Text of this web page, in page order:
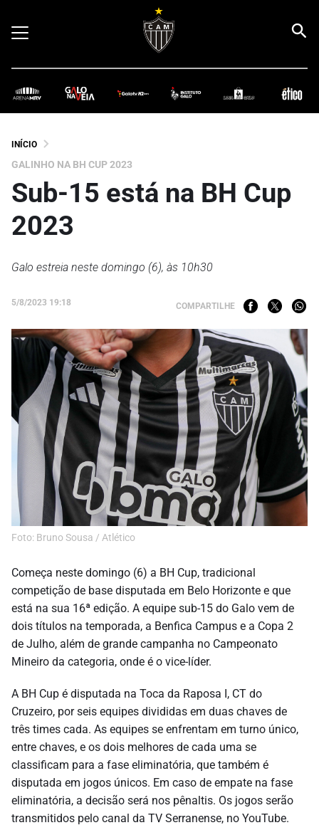
INÍCIO
GALINHO NA BH CUP 2023
Sub-15 está na BH Cup
2023
Galo estreia neste domingo (6), às 10h30
5/8/2023 19:18 COMPARTILHE
Foto: Bruno Sousa / Atlético
Começa neste domingo (6) a BH Cup, tradicional
competição de base disputada em Belo Horizonte e que
está na sua 16ª edição. A equipe sub-15 do Galo vem de
dois títulos na temporada, a Benfica Campus e a Copa 2
de Julho, além de grande campanha no Campeonato
Mineiro da categoria, onde é o vice-líder.
A BH Cup é disputada na Toca da Raposa I, CT do
Cruzeiro, por seis equipes divididas em duas chaves de
três times cada. As equipes se enfrentam em turno único,
entre chaves, e os dois melhores de cada uma se
classificam para a fase eliminatória, que também é
disputada em jogos únicos. Em caso de empate na fase
eliminatória, a decisão será nos pênaltis. Os jogos serão
transmitidos pelo canal da TV Serranense, no YouTube.